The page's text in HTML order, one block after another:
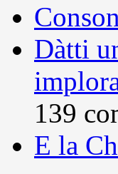
Dàtti
139
E la